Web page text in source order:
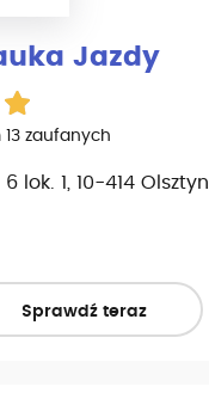
Jazdy
zaufanych
lok. 1, 10-414 Olsztyn
Sprawdź teraz